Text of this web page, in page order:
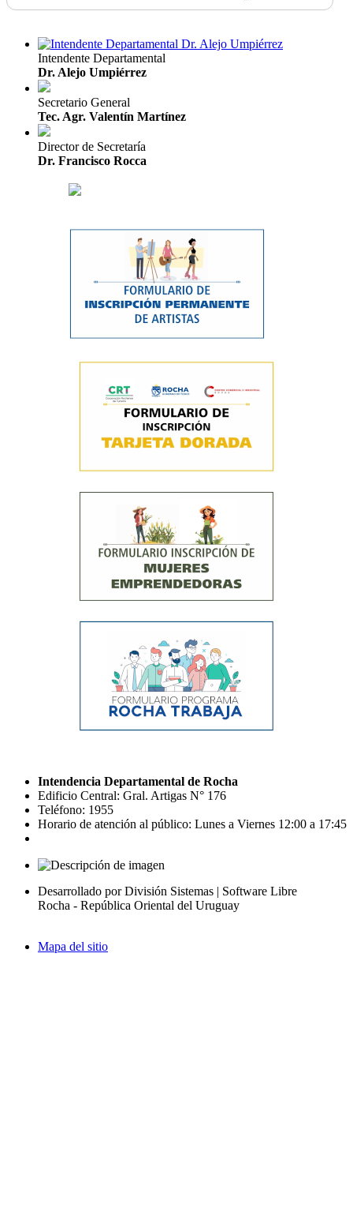
Intendente Departamental
Dr. Alejo Umpiérrez
Secretario General
Tec. Agr. Valentín Martínez
Director de Secretaría
Dr. Francisco Rocca
Intendencia Departamental de Rocha
Edificio Central: Gral. Artigas N° 176
Teléfono: 1955
Horario de atención al público: Lunes a Viernes 12:00 a 17:45
Desarrollado por División Sistemas | Software Libre
Rocha - República Oriental del Uruguay
Mapa del sitio